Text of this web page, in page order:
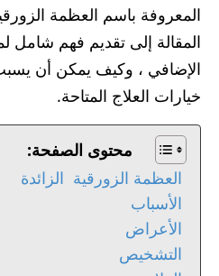
المعروفة باسم العظمة
المقالة إلى تقديم فهم شامل
الإضافي ، وكيف يمكن أن
خيارات العلاج المتاحة.
محتوى الصفحة:
العظمة الزورقية ‏ الزائدة
الأسباب
الأعراض
التشخيص